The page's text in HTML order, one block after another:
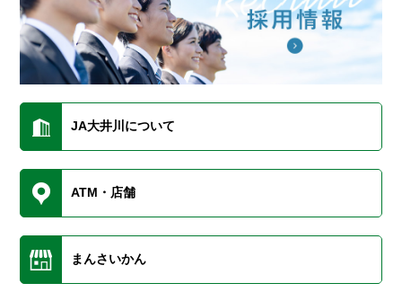
JA大井川について
ATM・店舗
まんさいかん